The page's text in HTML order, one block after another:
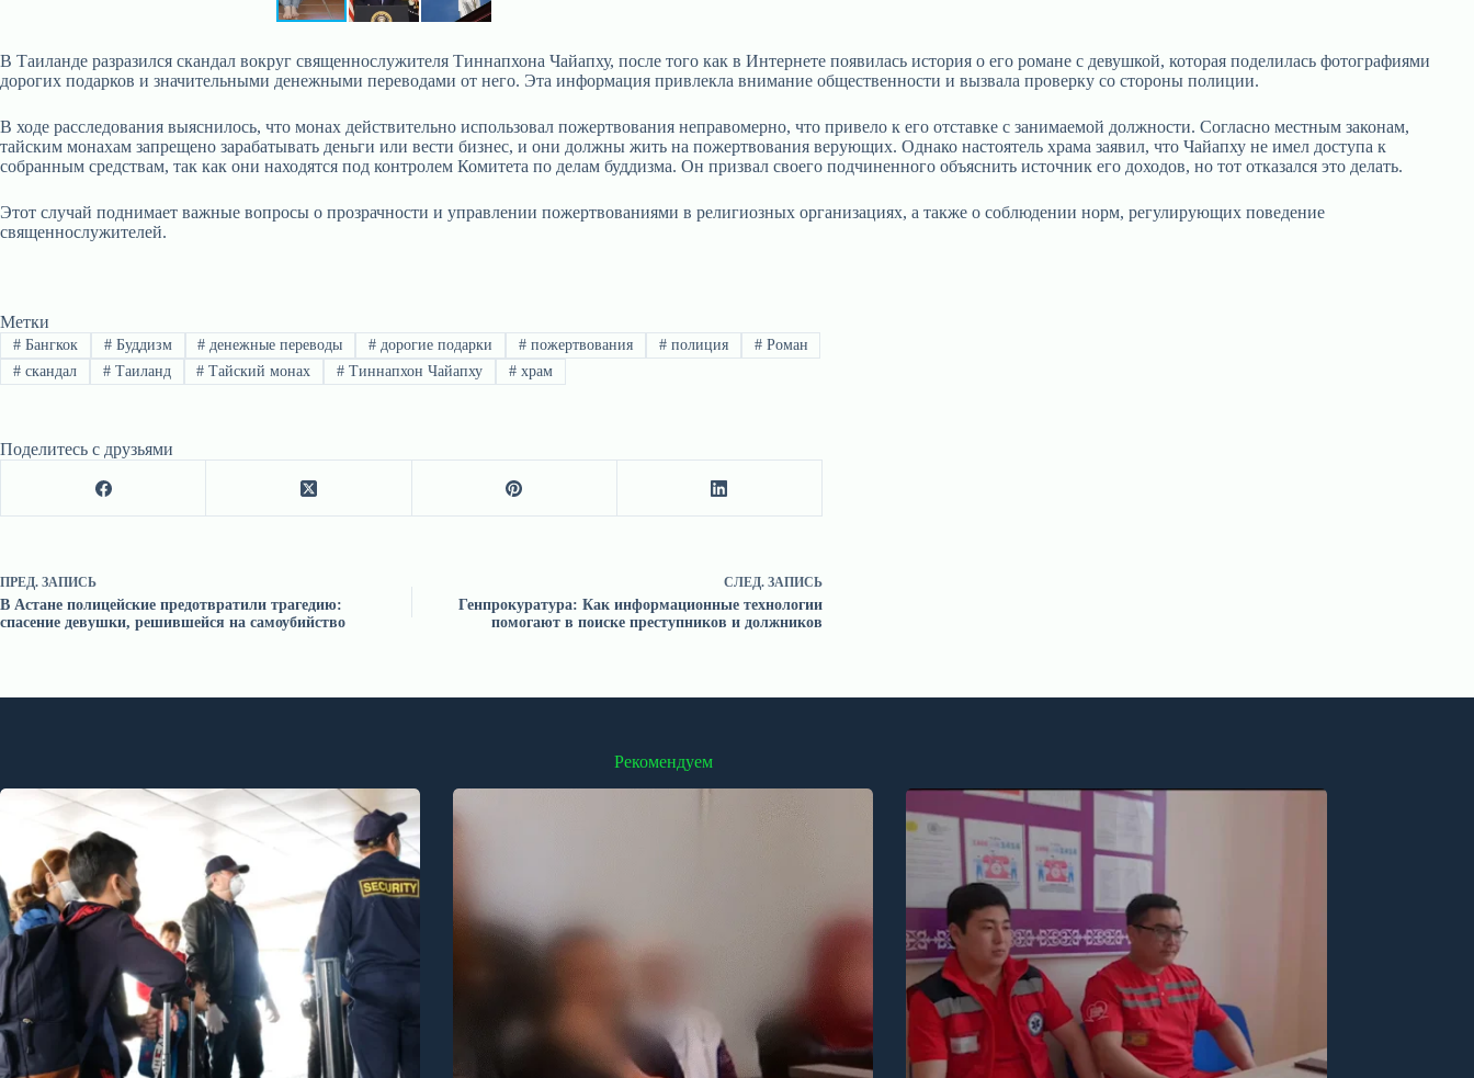
В Таиланде разразился скандал вокруг священнослужителя Тиннапхона Чайапху, после того как в Интернете появилась история о его романе с девушкой, которая поделилась фотографиями
дорогих подарков и значительными денежными переводами от него. Эта информация привлекла внимание общественности и вызвала проверку со стороны полиции.
В ходе расследования выяснилось, что монах действительно использовал пожертвования неправомерно, что привело к его отставке с занимаемой должности. Согласно местным законам,
тайским монахам запрещено зарабатывать деньги или вести бизнес, и они должны жить на пожертвования верующих. Однако настоятель храма заявил, что Чайапху не имел доступа к
собранным средствам, так как они находятся под контролем Комитета по делам буддизма. Он призвал своего подчиненного объяснить источник его доходов, но тот отказался это делать.
Этот случай поднимает важные вопросы о прозрачности и управлении пожертвованиями в религиозных организациях, а также о соблюдении норм, регулирующих поведение
священнослужителей.
Метки
#Бангкок #Буддизм # денежные переводы # дорогие подарки # пожертвования #полиция #Роман
#скандал #Таиланд # Тайский монах # Тиннапхон Чайапху # храм
Поделитесь с друзьями
ПРЕД. ЗАПИСЬ
В Астане полицейские предотвратили трагедию:
спасение девушки, решившейся на самоубийство
СЛЕД. ЗАПИСЬ
Генпрокуратура: Как информационные технологии
помогают в поиске преступников и должников
Рекомендуем